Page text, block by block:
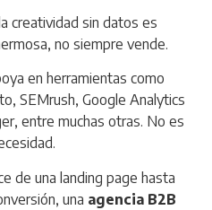
creatividad sin datos es
no siempre vende.
en herramientas como
SEMrush, Google Analytics
entre muchas otras. No es
de una landing page hasta
una agencia B2B